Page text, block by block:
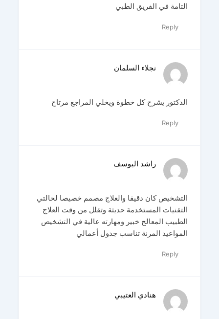
التامة في الفريق الطبي
Reply
نجلاء السلمان
الدكتور يشرح كل خطوة ويخلي المراجع مرتاح
Reply
راشد اليوسف
التشخيص كان دقيقا والعلاج مصمم خصيصا لحالتي
التقنيات المستخدمة حديثة وتقلل من وقت العلاج
الطبيب المعالج خبير ومهارته عالية في التشخيص
المواعيد المرنة تناسب جدول أعمالي
Reply
هنادي العتيبي